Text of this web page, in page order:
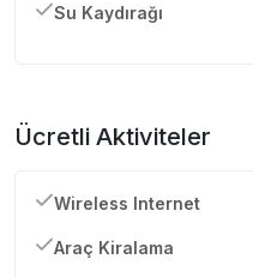
Su Kaydırağı
Ücretli Aktiviteler
Wireless Internet
Araç Kiralama